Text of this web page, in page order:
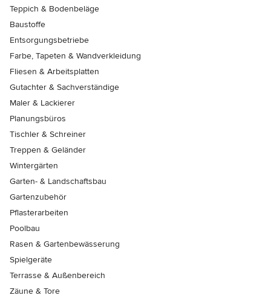
Teppich & Bodenbeläge
Baustoffe
Entsorgungsbetriebe
Farbe, Tapeten & Wandverkleidung
Fliesen & Arbeitsplatten
Gutachter & Sachverständige
Maler & Lackierer
Planungsbüros
Tischler & Schreiner
Treppen & Geländer
Wintergärten
Garten- & Landschaftsbau
Gartenzubehör
Pflasterarbeiten
Poolbau
Rasen & Gartenbewässerung
Spielgeräte
Terrasse & Außenbereich
Zäune & Tore